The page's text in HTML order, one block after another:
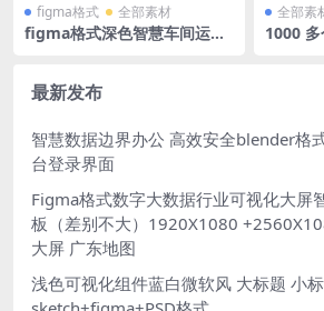
figma格式 全部素材
figma格式深色智慧车间运营
全部素
1000
最新发布
智慧数据边界办公 高效安全blender格
台登录界面
Figma格式数字大数据行业可视化大屏
板（差别不大）1920X1080
大屏 广东地图
浅色可视化组件蓝白微软风 大标题 小